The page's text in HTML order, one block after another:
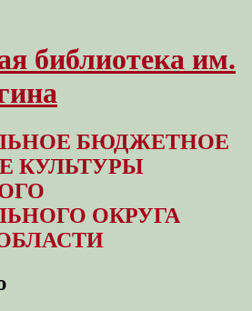
библиотека им.
БЮДЖЕТНОЕ
КУЛЬТУРЫ
ОКРУГА